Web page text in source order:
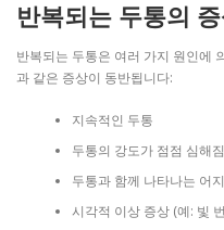
반복되는 두통의
반복되는 두통은 여러 가지 원인에
과 같은 증상이 동반됩니다:
지속적인 두통
두통의 강도가 점점 심해짐
두통과 함께 나타나는 어
시각적 이상 증상 (예: 빛